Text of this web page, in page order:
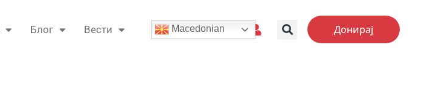
Блог Вести Macedonian Донирај